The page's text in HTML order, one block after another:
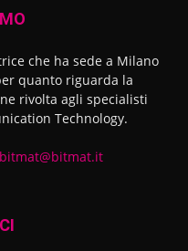
che ha sede a Milano
quanto riguarda la
rivolta agli specialisti
Technology.